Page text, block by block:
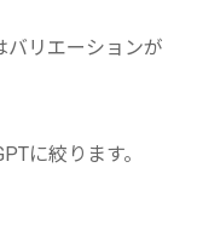
バリエーションが
に絞ります。